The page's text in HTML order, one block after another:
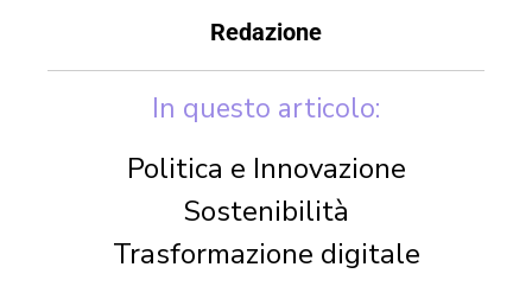
Redazione
In questo articolo:
Politica e Innovazione
Sostenibilità
Trasformazione digitale